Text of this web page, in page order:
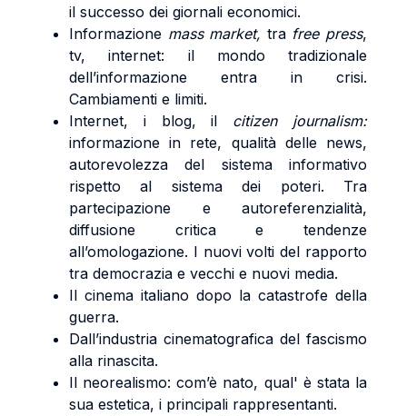
il successo dei giornali economici.
Informazione mass market, tra free press,
tv, internet: il mondo tradizionale
dell’informazione entra in crisi.
Cambiamenti e limiti.
Internet, i blog, il citizen journalism:
informazione in rete, qualità delle news,
autorevolezza del sistema informativo
rispetto al sistema dei poteri. Tra
partecipazione e autoreferenzialità,
diffusione critica e tendenze
all’omologazione. I nuovi volti del rapporto
tra democrazia e vecchi e nuovi media.
Il cinema italiano dopo la catastrofe della
guerra.
Dall’industria cinematografica del fascismo
alla rinascita.
Il neorealismo: com’è nato, qual' è stata la
sua estetica, i principali rappresentanti.